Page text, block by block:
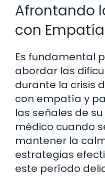
Afrontando
con
Es fundamental
abordar las
durante la crisis
con empatía y
las señales de
médico cuando
mantener la
estrategias
este período